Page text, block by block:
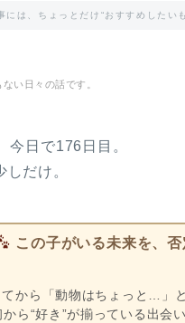
には、ちょっとだけ“おすすめしたい
い日々の話です。
今日で176日目。
だけ。
この子がいる未来を、否
から「動物はちょっと…」
から“好き”が揃っている出会